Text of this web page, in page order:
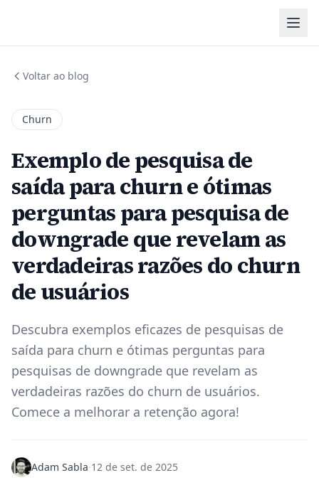
Voltar ao blog
Churn
Exemplo de pesquisa de
saída para churn e ótimas
perguntas para pesquisa de
downgrade que revelam as
verdadeiras razões do churn
de usuários
Descubra exemplos eficazes de pesquisas de
saída para churn e ótimas perguntas para
pesquisas de downgrade que revelam as
verdadeiras razões do churn de usuários.
Comece a melhorar a retenção agora!
Adam Sabla·12 de set. de 2025